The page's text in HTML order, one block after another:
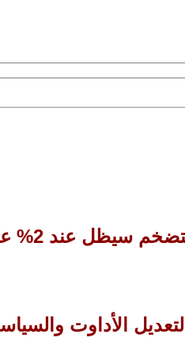
الأداوت